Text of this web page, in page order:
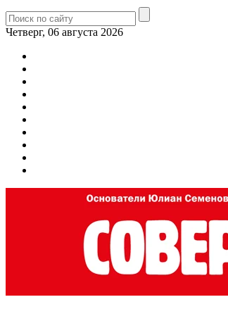
Четверг, 06 августа 2026